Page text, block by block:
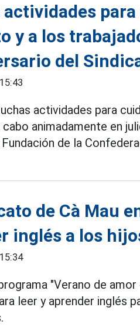
y a los
del
actividades para
cabo animadamente en
de la
de Cà Mau
inglés a los
"Verano de
leer y aprender inglés